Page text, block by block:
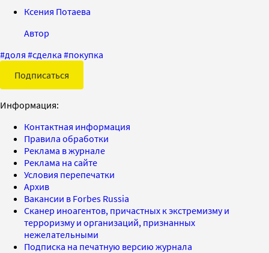
Ксения Потаева
Автор
#доля #сделка #покупка
Подписаться
Информация:
Контактная информация
Правила обработки
Реклама в журнале
Реклама на сайте
Условия перепечатки
Архив
Вакансии в Forbes Russia
Сканер иноагентов, причастных к экстремизму и
терроризму и организаций, признанных
нежелательными
Подписка на печатную версию журнала